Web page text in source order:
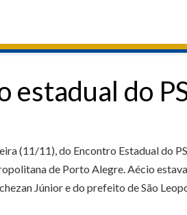
do
(11/11), do Encontro Estadual do
de Porto Alegre. Aécio
Júnior e do prefeito de São